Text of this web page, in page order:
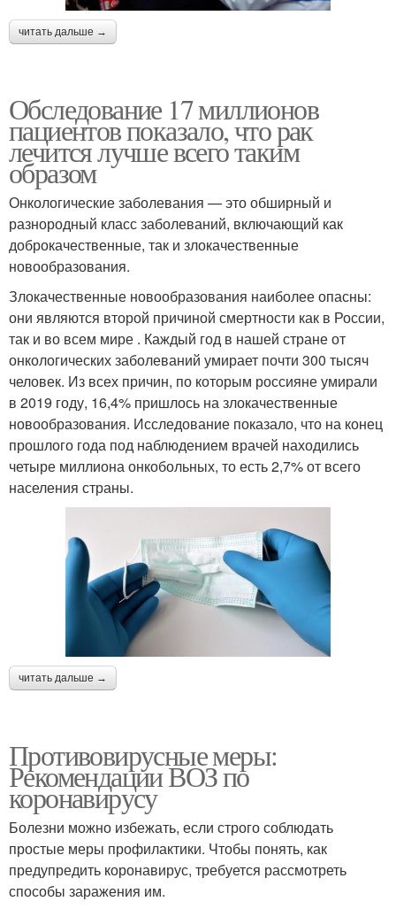
читать дальше →
Обследование 17 миллионов
пациентов показало, что рак
лечится лучше всего таким
образом
Онкологические заболевания — это обширный и
разнородный класс заболеваний, включающий как
доброкачественные, так и злокачественные
новообразования.
Злокачественные новообразования наиболее опасны:
они являются второй причиной смертности как в России,
так и во всем мире . Каждый год в нашей стране от
онкологических заболеваний умирает почти 300 тысяч
человек. Из всех причин, по которым россияне умирали
в 2019 году, 16,4% пришлось на злокачественные
новообразования. Исследование показало, что на конец
прошлого года под наблюдением врачей находились
четыре миллиона онкобольных, то есть 2,7% от всего
населения страны.
читать дальше →
Противовирусные меры:
Рекомендации ВОЗ по
коронавирусу
Болезни можно избежать, если строго соблюдать
простые меры профилактики. Чтобы понять, как
предупредить коронавирус, требуется рассмотреть
способы заражения им.